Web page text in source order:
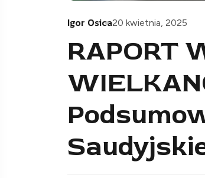
Igor Osica20 kwietnia, 2025
RAPORT